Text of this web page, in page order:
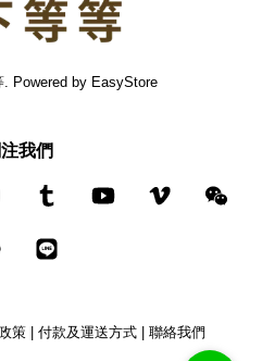
Powered by EasyStore
我們
Instagram Tumblr YouTube Vimeo
Whatsapp
策| 付款及運送方式| 聯絡我們